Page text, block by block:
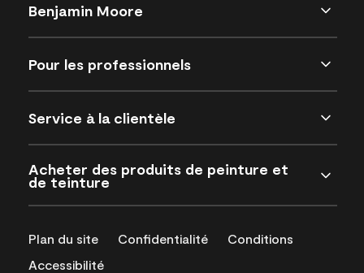
Benjamin Moore
Pour les professionnels
Service à la clientèle
Acheter des produits de peinture et
de teinture
Plan du site Confidentialité
Conditions
Accessibilité